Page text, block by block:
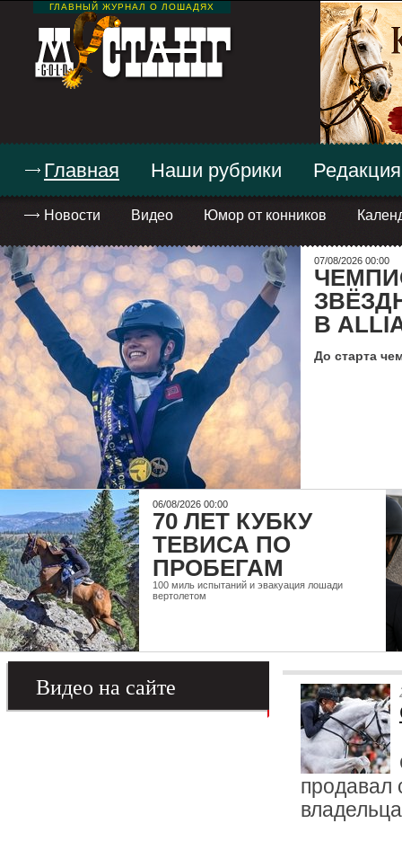
ГЛАВНЫЙ ЖУРНАЛ О ЛОШАДЯХ
Главная
Новости Видео Юмор от конников
Наши рубрики Редакция
07/08/2026 00:00
В
До старта
06/08/2026 00:00
70 ЛЕТ КУБКУ
ТЕВИСА ПО
ПРОБЕГАМ
100 миль испытаний и эвакуация лошади
вертолетом
Видео на сайте
продавал